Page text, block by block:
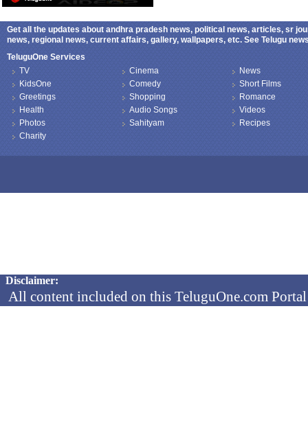
Get all the updates about andhra pradesh news, political news, articles, sr
news, regional news, current affairs, gallery, wallpapers, etc. See Telugu
TeluguOne Services
TV
KidsOne
Greetings
Health
Photos
Charity
Cinema
Comedy
Shopping
Audio Songs
Sahityam
News
Short Films
Romance
Videos
Recipes
Disclaimer:
All content included on this TeluguOne.com